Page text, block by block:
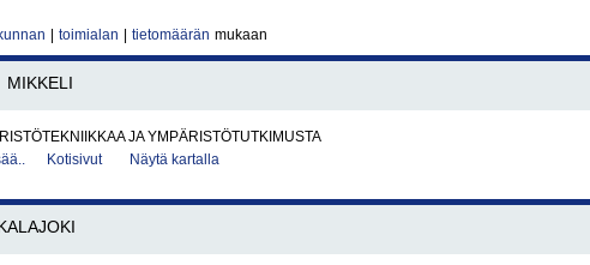
toimialan tietomäärän mukaan
MIKKELI
JA YMPÄRISTÖTUTKIMUSTA
Kotisivut Näytä kartalla